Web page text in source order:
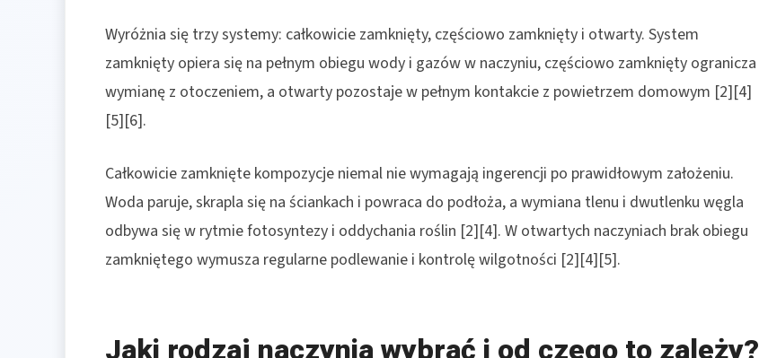
Wyróżnia się trzy systemy: całkowicie zamknięty, częściowo zamknięty i otwarty. System
zamknięty opiera się na pełnym obiegu wody i gazów w naczyniu, częściowo zamknięty ogranicza
wymianę z otoczeniem, a otwarty pozostaje w pełnym kontakcie z powietrzem domowym [2][4]
[5][6].
Całkowicie zamknięte kompozycje niemal nie wymagają ingerencji po prawidłowym założeniu.
Woda paruje, skrapla się na ściankach i powraca do podłoża, a wymiana tlenu i dwutlenku węgla
odbywa się w rytmie fotosyntezy i oddychania roślin [2][4]. W otwartych naczyniach brak obiegu
zamkniętego wymusza regularne podlewanie i kontrolę wilgotności [2][4][5].
Jaki rodzaj naczynia wybrać i od czego to zależy?